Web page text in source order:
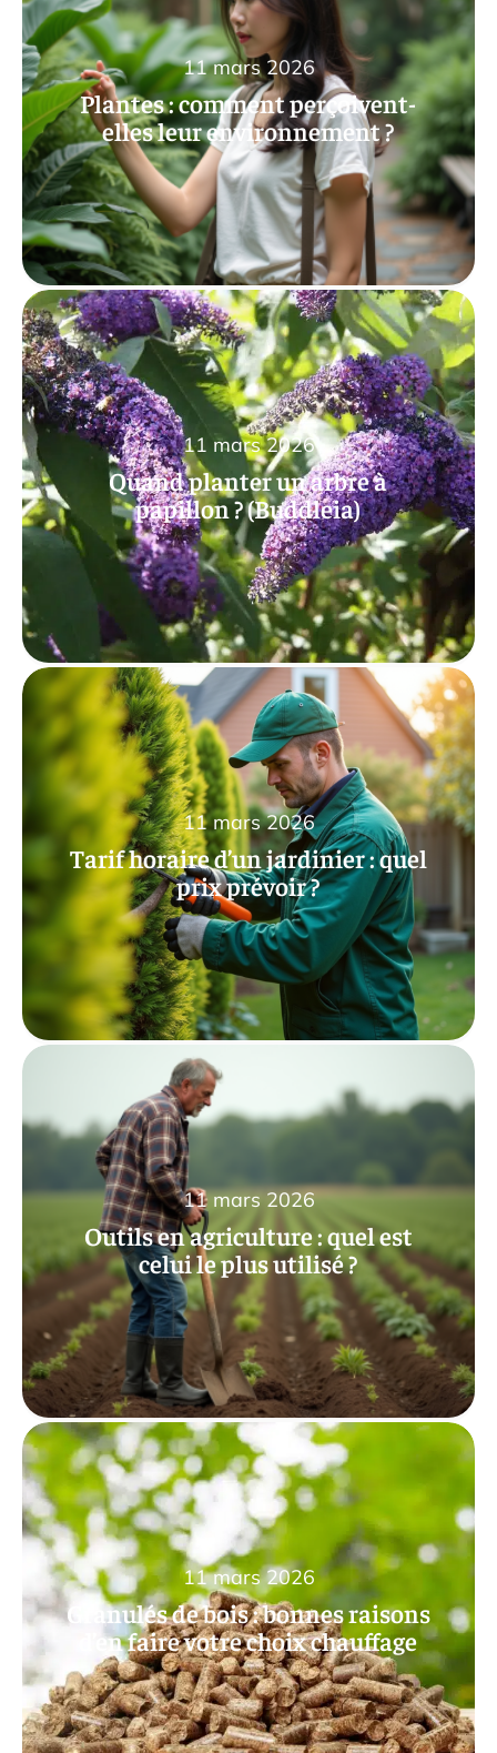
Plantes : comment perçoivent-
elles leur environnement ?
11 mars 2026
Quand planter un arbre à
papillon ? (Buddleia)
11 mars 2026
Tarif horaire d’un jardinier : quel
prix prévoir ?
11 mars 2026
Outils en agriculture : quel est
celui le plus utilisé ?
11 mars 2026
Granulés de bois : bonnes raisons
d’en faire votre choix chauffage
11 mars 2026